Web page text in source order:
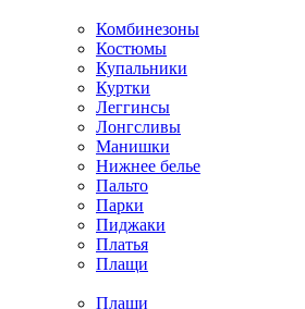
Комбинезоны
Костюмы
Купальники
Куртки
Леггинсы
Лонгсливы
Манишки
Нижнее белье
Пальто
Парки
Пиджаки
Платья
Плащи
Плащи